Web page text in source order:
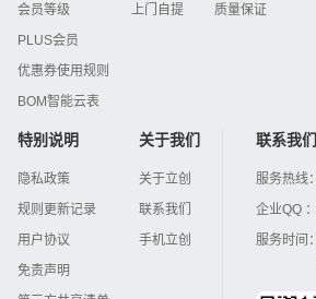
会员等级
PLUS会员
优惠券使用规则
BOM智能云表
上门自提
质量保证
特别说明
隐私政策
规则更新记录
用户协议
免责声明
关于我们
关于立创
联系我们
手机立创
联系我们
服务热线：
企业QQ ：
服务时间：